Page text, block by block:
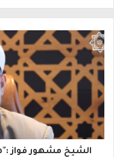
ب
ر
د
ك
ا
الشيخ مشهور فواز